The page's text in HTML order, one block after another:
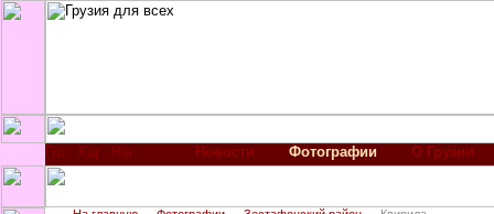
Новости Фотографии О Грузии